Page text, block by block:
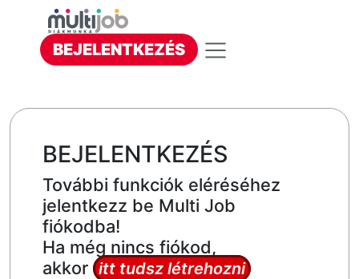
BEJELENTKEZÉS
BEJELENTKEZÉS
További funkciók eléréséhez
jelentkezz be Multi Job
fiókodba!
Ha még nincs fiókod,
akkor itt tudsz létrehozni